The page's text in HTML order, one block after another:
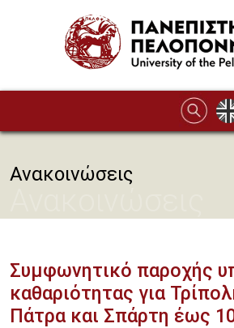
Ανακοινώσεις
Συμφωνητικό παροχής
καθαριότητας για
Πάτρα και Σπάρτη έως